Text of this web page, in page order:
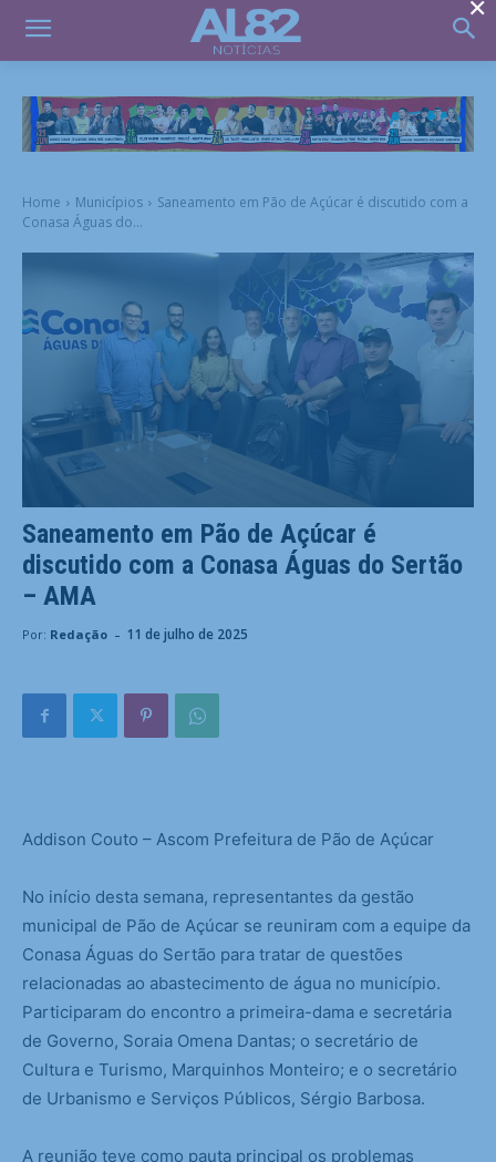
Home Municípios
Saneamento em Pão de Açúcar é discutido com a
Conasa Águas do...
Saneamento em Pão de Açúcar é
discutido com a Conasa Águas do Sertão
– AMA
Por: Redação - 11 de julho de 2025
Addison Couto – Ascom Prefeitura de Pão de Açúcar
No início desta semana, representantes da gestão
municipal de Pão de Açúcar se reuniram com a equipe da
Conasa Águas do Sertão para tratar de questões
relacionadas ao abastecimento de água no município.
Participaram do encontro a primeira-dama e secretária
de Governo, Soraia Omena Dantas; o secretário de
Cultura e Turismo, Marquinhos Monteiro; e o secretário
de Urbanismo e Serviços Públicos, Sérgio Barbosa.
A reunião teve como pauta principal os problemas